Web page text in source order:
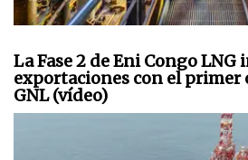
La Fase 2 de Eni Congo LNG
exportaciones con el primer
GNL (vídeo)